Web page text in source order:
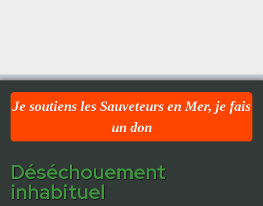
Je soutiens les Sauveteurs en Mer, je fais
un don
Déséchouement
inhabituel